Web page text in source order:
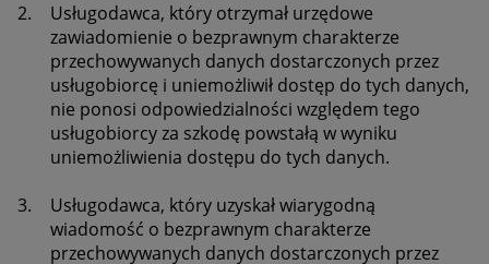
2.
Usługodawca, który otrzymał urzędowe
zawiadomienie o bezprawnym charakterze
przechowywanych danych dostarczonych przez
usługobiorcę i uniemożliwił dostęp do tych danych,
nie ponosi odpowiedzialności względem tego
usługobiorcy za szkodę powstałą w wyniku
uniemożliwienia dostępu do tych danych.
3.
Usługodawca, który uzyskał wiarygodną
wiadomość o bezprawnym charakterze
przechowywanych danych dostarczonych przez